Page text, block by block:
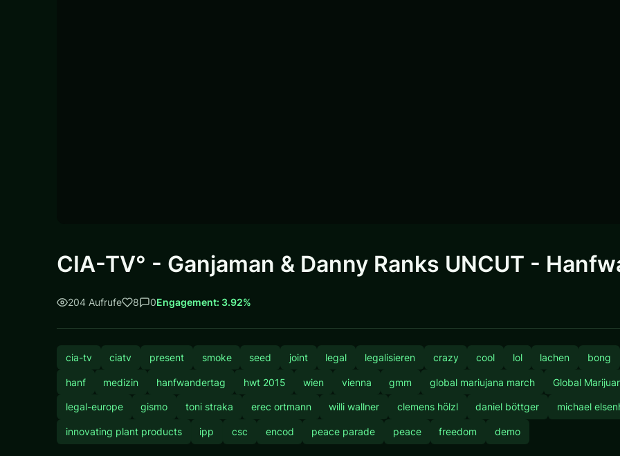
CIA-TV° - Ganjaman & Danny Ranks UNCUT -
204 Aufrufe 8 0Engagement: 3.92%
cia-tv ciatv present smoke seed joint legal legalisieren crazy cool lol lachen bong
hanf medizin hanfwandertag hwt 2015 wien vienna gmm global mariujana march Global
legal-europe gismo toni straka erec ortmann willi wallner clemens hölzl daniel böttger michael
innovating plant products ipp csc encod peace parade peace freedom demo